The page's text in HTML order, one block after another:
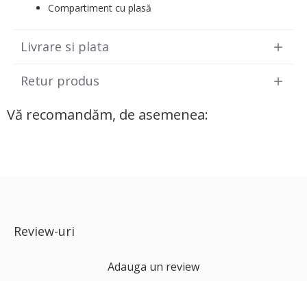
Compartiment cu plasă
Livrare si plata
Retur produs
Vă recomandăm, de asemenea:
Review-uri
Adauga un review